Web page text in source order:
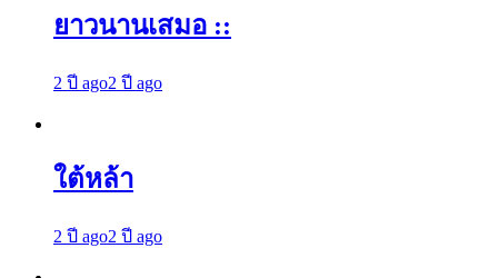
ยาวนานเสมอ ::
2 ปี ago2 ปี ago
ใต้หล้า
2 ปี ago2 ปี ago